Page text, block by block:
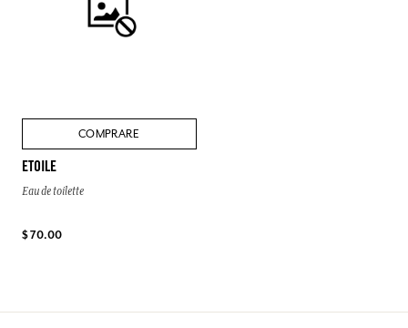
COMPRARE
ETOILE
Eau de toilette
$ 70.00